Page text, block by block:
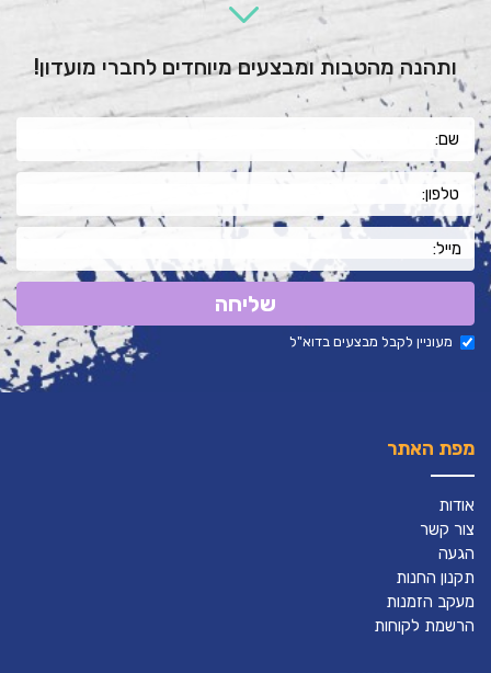
ותהנה מהטבות ומבצעים מיוחדים לחברי מועדון!
שליחה
מעוניין לקבל מבצעים בדוא"ל
מפת האתר
אודות
צור קשר
הגעה
תקנון החנות
מעקב הזמנות
הרשמת לקוחות